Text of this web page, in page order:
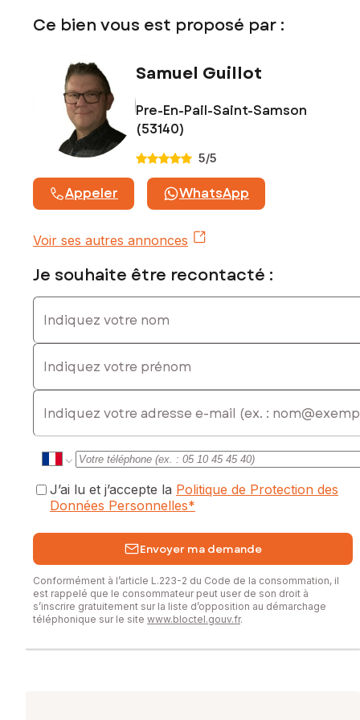
Honoraires charge vendeur
Contactez votre conseiller SAFTI : Samuel GUILLOT, Tél. :
0663038315, E-mail : samuel.guillot@safti.fr - EI - Agent
commercial immatriculé au RSAC de Laval sous le numéro
478 520 638
Ce bien vous est proposé par :
Samuel Guillot
Pre-En-Pail-Saint-Samson
(53140)
5/5
Appeler WhatsApp
Voir ses autres annonces
Je souhaite être recontacté :
Indiquez votre nom
Indiquez votre prénom
E-mail
J’ai lu et j’accepte la Politique de Protection des
Données Personnelles*
Envoyer ma demande
Conformément à l’article L.223-2 du Code de la consommation, il
est rappelé que le consommateur peut user de son droit à
s’inscrire gratuitement sur la liste d’opposition au démarchage
téléphonique sur le site www.bloctel.gouv.fr.